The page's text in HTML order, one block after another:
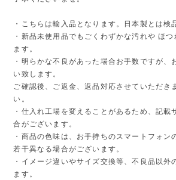
・こちらは輸入品となります。日本製とは検
・新品未使用品でもごくわずかな汚れや ほ
ます。
・明らかな不良があった場合お手数ですが、
い致します。
ご確認後、ご返金、返品対応させていただき
い。
・仕入れ工場を変えることがあるため、記載
合がございます。
・商品の色味は、お手持ちのスマートフォン
若干異なる場合がございます。
・イメージ違いやサイズ交換等、不良品以外
ます。